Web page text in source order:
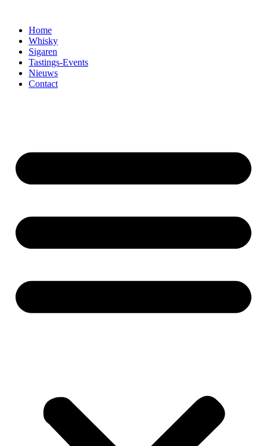
Home
Whisky
Sigaren
Tastings-Events
Nieuws
Contact